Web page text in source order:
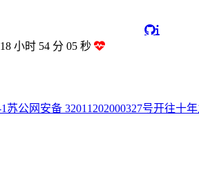
18 小时 54 分 06 秒